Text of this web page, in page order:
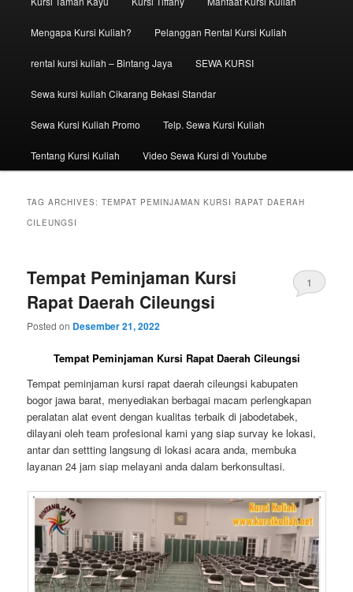
Mengapa Kursi Kuliah? Pelanggan Rental Kursi Kuliah
rental kursi kuliah – Bintang Jaya SEWA KURSI
Sewa kursi kuliah Cikarang Bekasi Standar
Sewa Kursi Kuliah Promo Telp. Sewa Kursi Kuliah
Tentang Kursi Kuliah Video Sewa Kursi di Youtube
TAG ARCHIVES:TEMPAT PEMINJAMAN KURSI RAPAT DAERAH
CILEUNGSI
Tempat Peminjaman Kursi
Rapat Daerah Cileungsi
Posted on Desember 21, 2022
1
Tempat Peminjaman Kursi Rapat Daerah Cileungsi
Tempat peminjaman kursi rapat daerah cileungsi kabupaten
bogor jawa barat, menyediakan berbagai macam perlengkapan
peralatan alat event dengan kualitas terbaik di jabodetabek,
dilayani oleh team profesional kami yang siap survay ke lokasi,
antar dan settting langsung di lokasi acara anda, membuka
layanan 24 jam siap melayani anda dalam berkonsultasi.